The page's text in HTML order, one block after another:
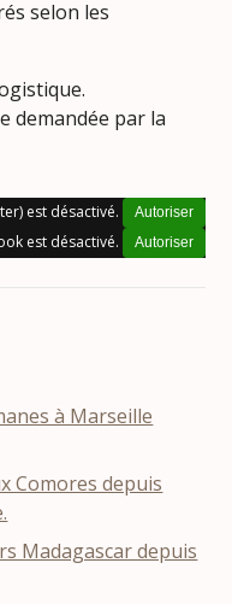
selon les
demandée par la
est désactivé. Autoriser
est désactivé. Autoriser
à Marseille
Comores depuis
Madagascar depuis